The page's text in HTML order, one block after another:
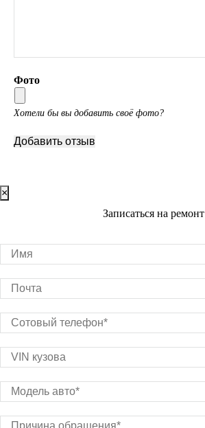
Фото
Хотели бы вы добавить своё фото?
×
Записаться на ремонт